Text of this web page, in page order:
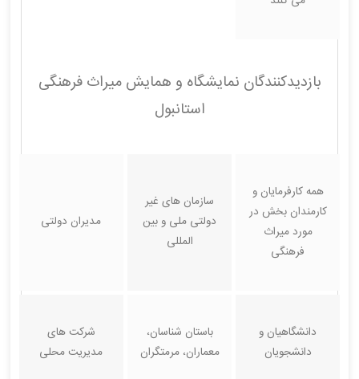
بازدیدکنندگان نمایشگاه و همایش میراث فرهنگی
استانبول
همه کارفرمایان و
کارمندان بخش در
مورد میراث
فرهنگی
سازمان های غیر
دولتی ملی و بین
المللی
مدیران دولتی
دانشگاهیان و
دانشجویان
باستان شناسان،
معماران، مرمتگران
شرکت های
مدیریت محلی